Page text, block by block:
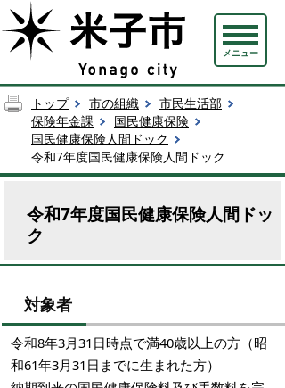
メニュー
トップ 市の組織
市民生活部
保険年金課
国民健康保険
国民健康保険人間ドック
令和7年度国民健康保険人間ドック
令和7年度国民健康保険人間ドッ
ク
対象者
令和8年3月31日時点で満40歳以上の方（昭
和61年3月31日までに生まれた方）